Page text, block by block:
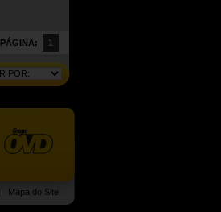
PÁGINA: 1
Mapa do Site